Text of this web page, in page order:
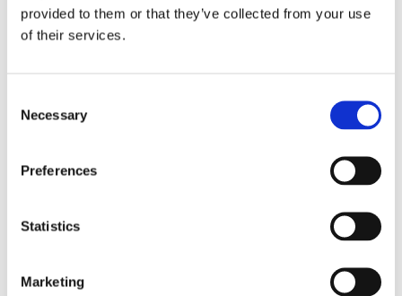
provided to them or that they’ve collected from your use
of their services.
Selection
Necessary
Preferences
Statistics
Marketing
Vi utvikler produkter og konsepter i alle kanaler – Alt
fra enkle produkter til sammensatte kampanjer